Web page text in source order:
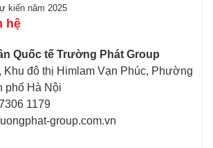
kiến năm 2025
hệ
Quốc tế Trường Phát Group
đô thị Himlam Vạn Phúc, Phường
phố Hà Nội
1179
group.com.vn